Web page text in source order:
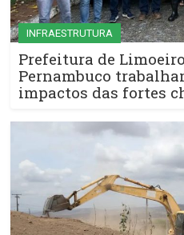
INFRAESTRUTURA
Prefeitura de
Pernambuco
impactos das fortes